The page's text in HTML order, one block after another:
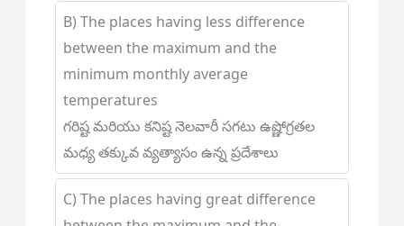
B) The places having less difference
between the maximum and the
minimum monthly average
temperatures
గరిష్ట మరియు కనిష్ట నెలవారీ సగటు ఉష్ణోగ్రతల
మధ్య తక్కువ వ్యత్యాసం ఉన్న ప్రదేశాలు
C) The places having great difference